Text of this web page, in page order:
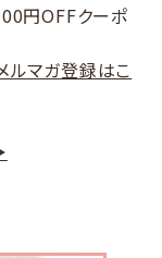
円OFFクーポ
ルマガ登録はこ